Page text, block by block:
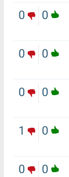
0
0
0
0
0
0
0
1
0
0